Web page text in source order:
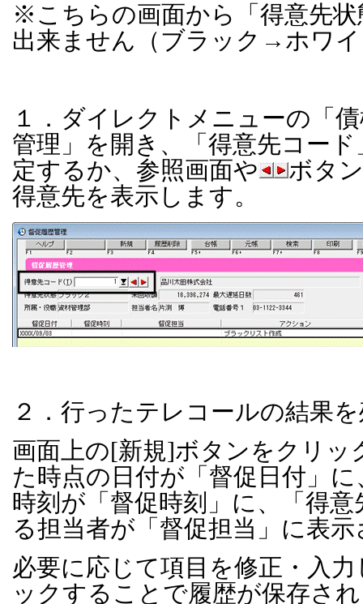
※こちらの画面から「得意先
出来ません（ブラック→ホワ
１．ダイレクトメニューの「
管理」を開き、「得意先コー
定するか、参照画面や
ボタ
得意先を表示します。
２．行ったテレコールの結果
画面上の[新規]ボタンをクリッ
た時点の日付が「督促日付」
時刻が「督促時刻」に、「得
る担当者が「督促担当」に表
必要に応じて項目を修正・入
ックすることで履歴が保存さ